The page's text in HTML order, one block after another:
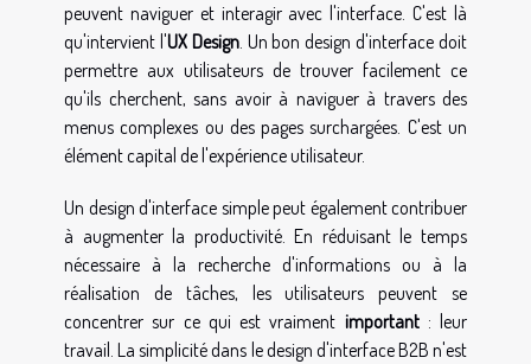
peuvent naviguer et interagir avec l'interface. C'est là
qu'intervient l'UX Design. Un bon design d'interface doit
permettre aux utilisateurs de trouver facilement ce
qu'ils cherchent, sans avoir à naviguer à travers des
menus complexes ou des pages surchargées. C'est un
élément capital de l'expérience utilisateur.
Un design d'interface simple peut également contribuer
à augmenter la productivité. En réduisant le temps
nécessaire à la recherche d'informations ou à la
réalisation de tâches, les utilisateurs peuvent se
concentrer sur ce qui est vraiment important: leur
travail. La simplicité dans le design d'interface B2B n'est